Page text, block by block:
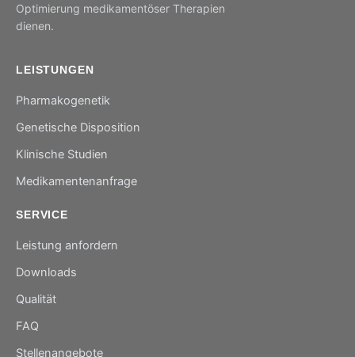
Optimierung medikamentöser Therapien
dienen.
LEISTUNGEN
Pharmakogenetik
Genetische Disposition
Klinische Studien
Medikamentenanfrage
SERVICE
Leistung anfordern
Downloads
Qualität
FAQ
Stellenangebote